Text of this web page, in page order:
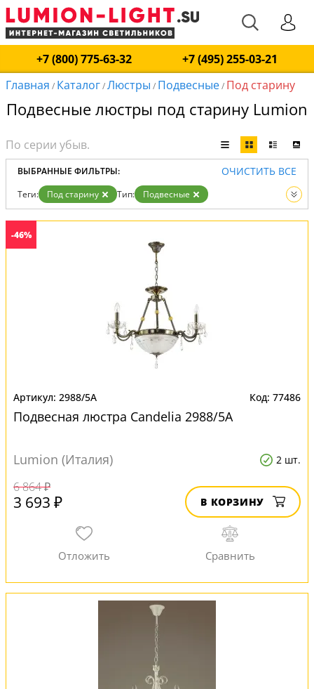
+7 (800) 775-63-32
+7 (495) 255-03-21
Главная / Каталог/Люстры / Подвесные/ Под старину
Подвесные люстры под старину Lumion
ВЫБРАННЫЕ ФИЛЬТРЫ: ОЧИСТИТЬ ВСЕ
Теги: Под старину Тип:
Подвесные
Вид:
Люстры
-46%
2988/5A 77486
Подвесная люстра Candelia 2988/5A
Lumion (Италия) 2 шт.
6 864 ₽
3 693 ₽ В КОРЗИНУ